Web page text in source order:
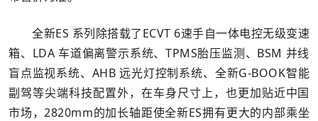
全新ES 系列除搭载了ECVT 6速手自一体电控无级变速
箱、LDA 车道偏离警示系统、TPMS胎压监测、BSM 并线
盲点监视系统、AHB 远光灯控制系统、全新G-BOOK智能
副驾等尖端科技配置外，在车身尺寸上，也更加贴近中国
市场，2820mm的加长轴距使全新ES拥有更大的内部乘坐